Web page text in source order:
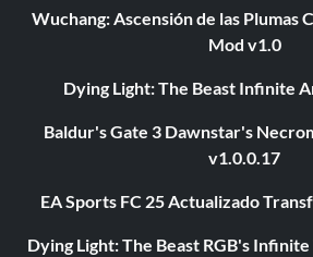
Wuchang: Ascensión de las Plumas
Mod v1.0
Dying Light: The Beast Infinite
Baldur's Gate 3 Dawnstar's
v1.0.0.17
EA Sports FC 25 Actualizado
Dying Light: The Beast RGB's